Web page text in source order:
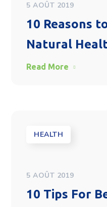
5 AOÛT 2019
10 Reasons
Natural
Read More
HEALTH
5 AOÛT 2019
10 Tips For